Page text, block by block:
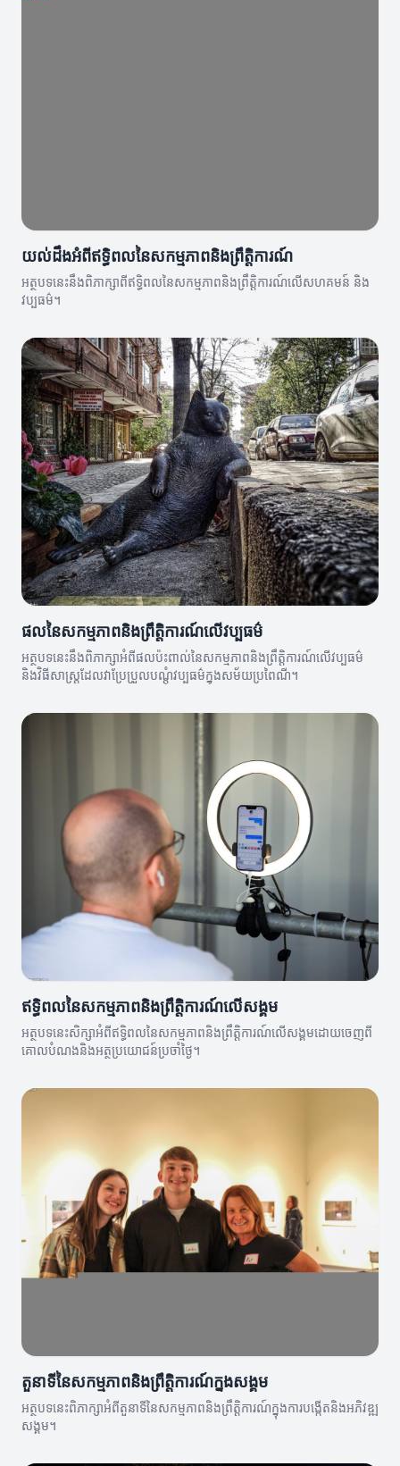
យល់ដឹងអំពីឥទ្ធិពលនៃសកម្មភាពនិងព្រឹត្តិការណ៍
អត្ថបទនេះនឹងពិភាក្សាពីឥទ្ធិពលនៃសកម្មភាពនិងព្រឹត្តិការណ៍លើសហគមន៍ និង
វប្បធម៌។
ផលនៃសកម្មភាពនិងព្រឹត្តិការណ៍លើវប្បធម៌
អត្ថបទនេះនឹងពិភាក្សាអំពីផលប៉ះពាល់នៃសកម្មភាពនិងព្រឹត្តិការណ៍លើវប្បធម៌
និងវិធីសាស្រ្តដែលវាប្រែប្រួលបណ្តុំវប្បធម៌ក្នុងសម័យប្រពៃណី។
ឥទ្ធិពលនៃសកម្មភាពនិងព្រឹត្តិការណ៍លើសង្គម
អត្ថបទនេះសិក្សាអំពីឥទ្ធិពលនៃសកម្មភាពនិងព្រឹត្តិការណ៍លើសង្គមដោយចេញពី
គោលបំណងនិងអត្ថប្រយោជន៍ប្រចាំថ្ងៃ។
តួនាទីនៃសកម្មភាពនិងព្រឹត្តិការណ៍ក្នុងសង្គម
អត្ថបទនេះពិភាក្សាអំពីតួនាទីនៃសកម្មភាពនិងព្រឹត្តិការណ៍ក្នុងការបង្កើតនិងអភិវឌ្ឍ
សង្គម។